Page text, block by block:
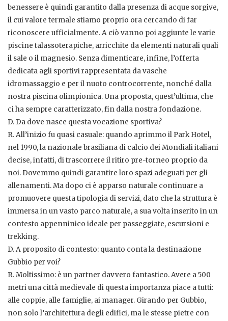
benessere è quindi garantito dalla presenza di acque sorgive,
il cui valore termale stiamo proprio ora cercando di far
riconoscere ufficialmente. A ciò vanno poi aggiunte le varie
piscine talassoterapiche, arricchite da elementi naturali quali
il sale o il magnesio. Senza dimenticare, infine, l’offerta
dedicata agli sportivi rappresentata da vasche
idromassaggio e per il nuoto controcorrente, nonché dalla
nostra piscina olimpionica. Una proposta, quest’ultima, che
ci ha sempre caratterizzato, fin dalla nostra fondazione.
D. Da dove nasce questa vocazione sportiva?
R. All’inizio fu quasi casuale: quando aprimmo il Park Hotel,
nel 1990, la nazionale brasiliana di calcio dei Mondiali italiani
decise, infatti, di trascorrere il ritiro pre-torneo proprio da
noi. Dovemmo quindi garantire loro spazi adeguati per gli
allenamenti. Ma dopo ci è apparso naturale continuare a
promuovere questa tipologia di servizi, dato che la struttura è
immersa in un vasto parco naturale, a sua volta inserito in un
contesto appenninico ideale per passeggiate, escursioni e
trekking.
D. A proposito di contesto: quanto conta la destinazione
Gubbio per voi?
R. Moltissimo: è un partner davvero fantastico. Avere a 500
metri una città medievale di questa importanza piace a tutti:
alle coppie, alle famiglie, ai manager. Girando per Gubbio,
non solo l’architettura degli edifici, ma le stesse pietre con